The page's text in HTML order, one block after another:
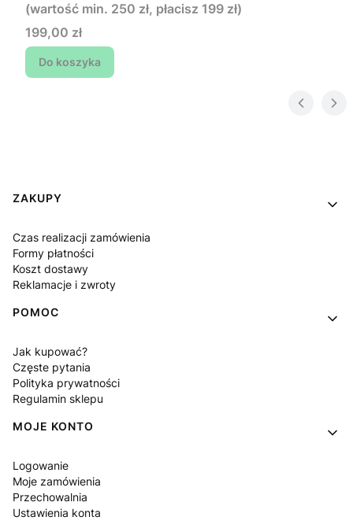
(wartość min. 250 zł, płacisz 199 zł)
Cena
199,00 zł
Do koszyka
Linki w stopce
ZAKUPY
Czas realizacji zamówienia
Formy płatności
Koszt dostawy
Reklamacje i zwroty
POMOC
Jak kupować?
Częste pytania
Polityka prywatności
Regulamin sklepu
MOJE KONTO
Logowanie
Moje zamówienia
Przechowalnia
Ustawienia konta